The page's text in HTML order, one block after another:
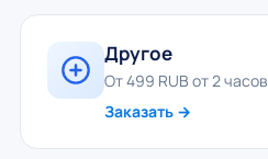
Другое
От 499 RUB от 2 часов
Заказать →